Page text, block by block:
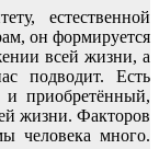
естественной
он формируется
всей жизни, а
подводит. Есть
приобретённый,
жизни. Факторов
человека много.